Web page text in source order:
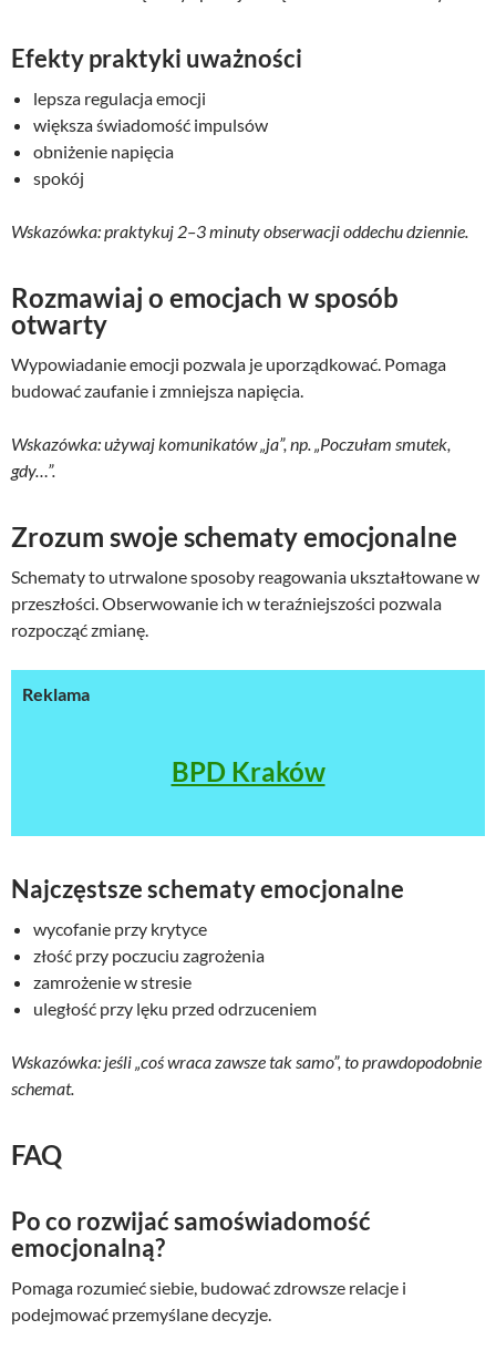
Efekty praktyki uważności
lepsza regulacja emocji
większa świadomość impulsów
obniżenie napięcia
spokój
Wskazówka: praktykuj 2–3 minuty obserwacji oddechu dziennie.
Rozmawiaj o emocjach w sposób
otwarty
Wypowiadanie emocji pozwala je uporządkować. Pomaga
budować zaufanie i zmniejsza napięcia.
Wskazówka: używaj komunikatów „ja”, np. „Poczułam smutek,
gdy…”.
Zrozum swoje schematy emocjonalne
Schematy to utrwalone sposoby reagowania ukształtowane w
przeszłości. Obserwowanie ich w teraźniejszości pozwala
rozpocząć zmianę.
Reklama
BPD Kraków
Najczęstsze schematy emocjonalne
wycofanie przy krytyce
złość przy poczuciu zagrożenia
zamrożenie w stresie
uległość przy lęku przed odrzuceniem
Wskazówka: jeśli „coś wraca zawsze tak samo”, to prawdopodobnie
schemat.
FAQ
Po co rozwijać samoświadomość
emocjonalną?
Pomaga rozumieć siebie, budować zdrowsze relacje i
podejmować przemyślane decyzje.